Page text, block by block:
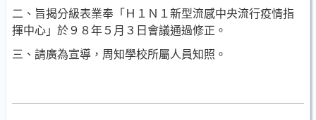
二、旨揭分級表業奉「Ｈ１Ｎ１新型流感中央流行疫情指
揮中心」於９８年５月３日會議通過修正。
三、請廣為宣導，周知學校所屬人員知照。